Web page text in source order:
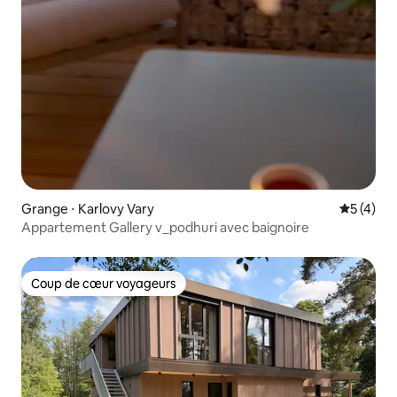
Grange ⋅ Karlovy Vary
5 (4)
Appartement Gallery v_podhuri avec baignoire
Coup de cœur voyageurs
Coup de cœur voyageurs